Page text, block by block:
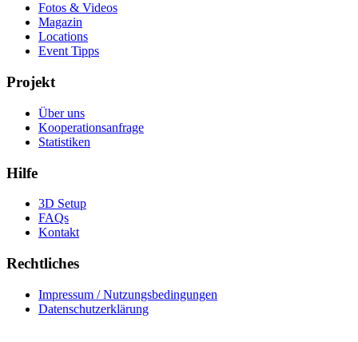
Fotos & Videos
Magazin
Locations
Event Tipps
Projekt
Über uns
Kooperationsanfrage
Statistiken
Hilfe
3D Setup
FAQs
Kontakt
Rechtliches
Impressum / Nutzungsbedingungen
Datenschutzerklärung